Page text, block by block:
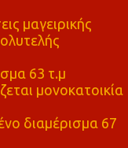
μαγειρικής
63 τ.μ
μονοκατοικία
διαμέρισμα 67